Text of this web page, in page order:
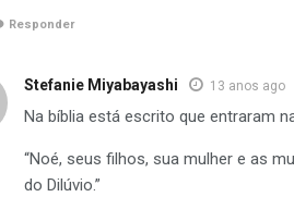
Responder
Stefanie Miyabayashi 13 anos ago
Na bíblia está escrito que entraram
“Noé, seus filhos, sua mulher e as
do Dilúvio.”